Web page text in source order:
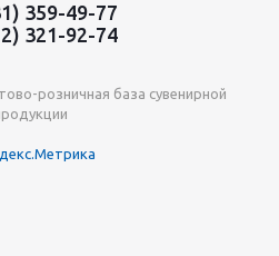
359-49-77
321-92-74
розничная база сувенирной